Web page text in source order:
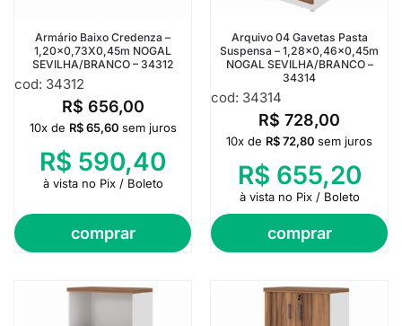
Armário Baixo Credenza –
1,20×0,73X0,45m NOGAL
SEVILHA/BRANCO – 34312
cod: 34312
R$ 656,00
comprar
10x de R$65,60 sem juros
R$ 590,40
à vista no Pix / Boleto
Arquivo 04 Gavetas Pasta
Suspensa – 1,28×0,46×0,45m
NOGAL SEVILHA/BRANCO –
34314
cod: 34314
R$ 728,00
comprar
10x de R$72,80 sem juros
R$ 655,20
à vista no Pix / Boleto